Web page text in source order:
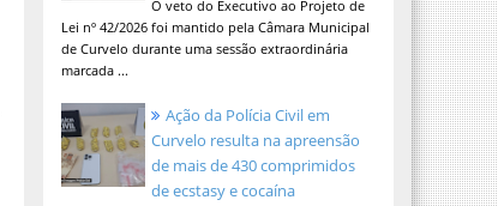
O veto do Executivo ao Projeto de
Lei nº 42/2026 foi mantido pela Câmara Municipal
de Curvelo durante uma sessão extraordinária
marcada ...
Ação da Polícia Civil em
Curvelo resulta na apreensão
de mais de 430 comprimidos
de ecstasy e cocaína